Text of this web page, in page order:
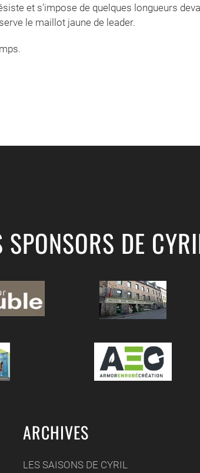
et s'impose de quelques longueurs
le maillot jaune de leader.
SPONSORS DE
ARCHIVES
LES SAISONS DE CYRIL